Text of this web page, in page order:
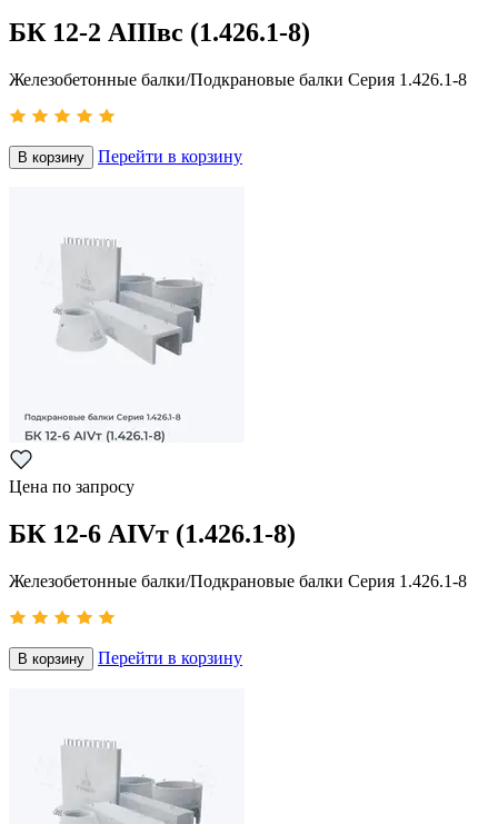
БК 12-2 АIIIвс (1.426.1-8)
Железобетонные балки/Подкрановые балки Серия 1.426.1-8
В корзину Перейти в корзину
Цена по запросу
БК 12-6 АIVт (1.426.1-8)
Железобетонные балки/Подкрановые балки Серия 1.426.1-8
В корзину Перейти в корзину